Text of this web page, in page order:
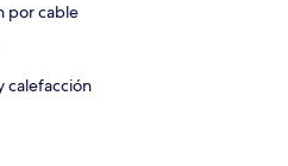
por cable
calefacción